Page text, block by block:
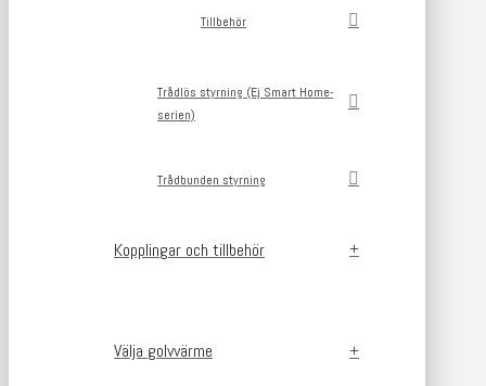
Tillbehör
Trådlös styrning (Ej Smart Home-
serien)
Trådbunden styrning
Kopplingar och tillbehör
Välja golvvärme